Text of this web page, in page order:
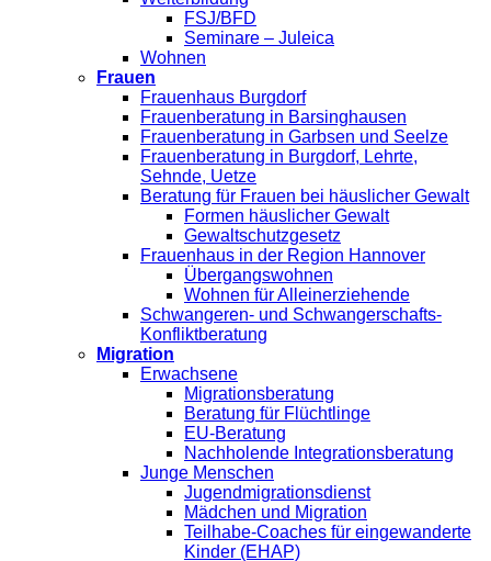
FSJ/BFD
Seminare – Juleica
Wohnen
Frauen
Frauenhaus Burgdorf
Frauenberatung in Barsinghausen
Frauenberatung in Garbsen und Seelze
Frauenberatung in Burgdorf, Lehrte,
Sehnde, Uetze
Beratung für Frauen bei häuslicher Gewalt
Formen häuslicher Gewalt
Gewaltschutzgesetz
Frauenhaus in der Region Hannover
Übergangswohnen
Wohnen für Alleinerziehende
Schwangeren- und Schwangerschafts-
Konfliktberatung
Migration
Erwachsene
Migrationsberatung
Beratung für Flüchtlinge
EU-Beratung
Nachholende Integrationsberatung
Junge Menschen
Jugendmigrationsdienst
Mädchen und Migration
Teilhabe-Coaches für eingewanderte
Kinder (EHAP)